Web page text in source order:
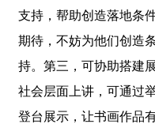
支持，帮助创造落地条
期待，不妨为他们创造
持。第三，可协助搭建
社会层面上讲，可通过
登台展示，让书画作品